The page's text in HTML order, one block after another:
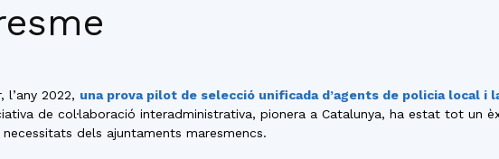
l’any 2022, una prova pilot de selecció unificada d’agents de policia local i
de col·laboració interadministrativa, pionera a Catalunya, ha estat tot un
dels ajuntaments maresmencs.